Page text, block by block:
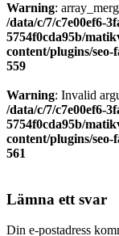
Warning:
/data/c/7/c7e00ef6-
5754f0cda95b/
content/plugins/seo-
559
Warning: Invalid
/data/c/7/c7e00ef6-
5754f0cda95b/
content/plugins/seo-
561
Lämna ett svar
Din e-postadress